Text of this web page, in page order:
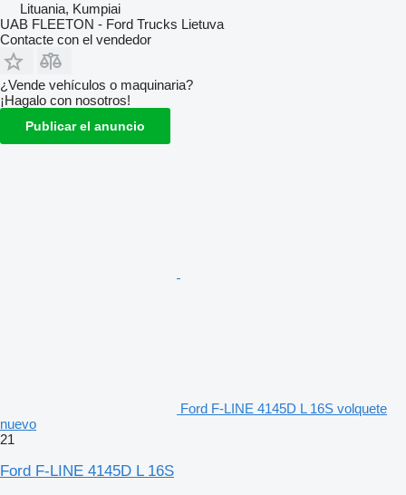
Lituania, Kumpiai
UAB FLEETON - Ford Trucks Lietuva
Contacte con el vendedor
¿Vende vehículos o maquinaria?
¡Hagalo con nosotros!
Publicar el anuncio
Ford F-LINE 4145D L 16S volquete
nuevo
21
Ford F-LINE 4145D L 16S